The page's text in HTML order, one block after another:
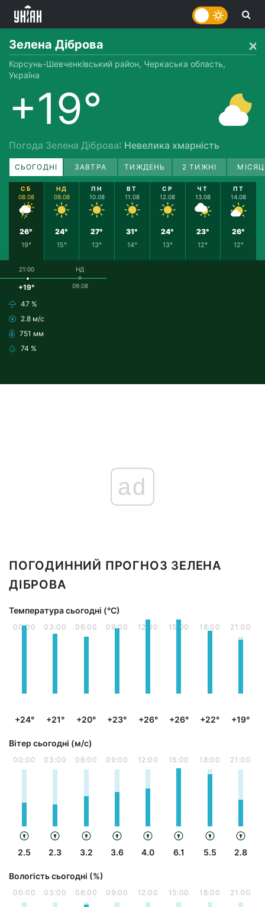
Зелена Діброва
Корсунь-Шевченківський район, Черкаська область,
Україна
+19°
Погода Зелена Діброва: Невелика хмарність
СЬОГОДНІ ЗАВТРА ТИЖДЕНЬ 2 ТИЖНІ
СБ
08.08
26°
19°
НД
09.08
24°
15°
ПН
10.08
27°
13°
ВТ
11.08
31°
14°
СР
12.08
24°
13°
ЧТ
13.08
23°
12°
ПТ
14.08
26°
12°
21:00
+19°
47 %
2.8 м/с
751 мм
74 %
НД
09.08
ad
ПОГОДИННИЙ ПРОГНОЗ ЗЕЛЕНА
ДІБРОВА
Температура сьогодні (°С)
00:00
+24°
03:00
+21°
06:00
+20°
09:00
+23°
12:00
+26°
15:00
+26°
18:00
+22°
21:00
+19°
Вітер сьогодні (м/с)
00:00
2.5
03:00
2.3
06:00
3.2
09:00
3.6
12:00
4.0
15:00
6.1
18:00
5.5
21:00
2.8
Вологість сьогодні (%)
00:00 03:00 06:00 09:00 12:00 15:00 18:00 21:00